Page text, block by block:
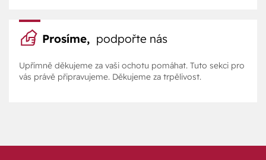
Prosíme, podpořte nás
Upřímně děkujeme za vaši ochotu pomáhat. Tuto sekci pro
vás právě připravujeme. Děkujeme za trpělivost.